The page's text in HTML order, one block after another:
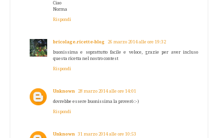
Ciao
Norma
Rispondi
bricolage.ricette-blog 26 marzo 2014 alle ore 19:32
buonissima e soprattutto facile e veloce, grazie per aver incluso
questa ricetta nel nostro contest
Rispondi
Unknown 28 marzo 2014 alle ore 14:01
dovrebbe essere buonissima la proverò :-)
Rispondi
Unknown 31 marzo 2014 alle ore 10:53